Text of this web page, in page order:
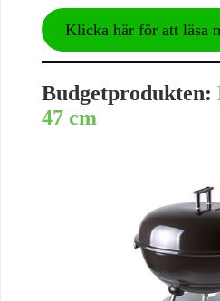
Klicka här för att läsa
Budgetprodukten:
47 cm